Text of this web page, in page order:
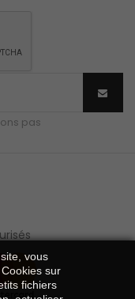
pas
vous
sur
fichiers